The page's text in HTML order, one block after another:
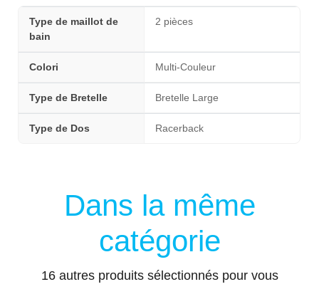
Type de maillot de
bain
2 pièces
Colori Multi-Couleur
Type de Bretelle Bretelle Large
Type de Dos Racerback
Dans la même
catégorie
16 autres produits sélectionnés pour vous